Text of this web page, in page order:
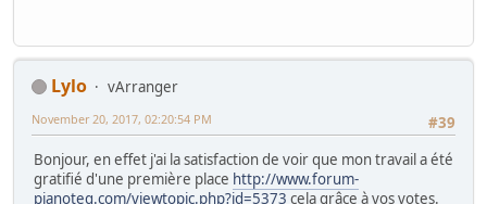
Lylo
vArranger
#39
November 20, 2017, 02:20:54 PM
Bonjour, en effet j'ai la satisfaction de voir que mon travail a été
gratifié d'une première place http://www.forum-
pianoteq.com/viewtopic.php?id=5373 cela grâce à vos votes.